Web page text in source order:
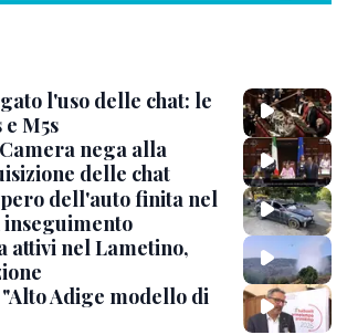
l'uso delle chat: le
M5s
nega alla
delle chat
dell'auto finita nel
attivi nel Lametino,
Adige modello di